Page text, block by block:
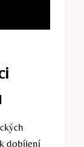
dobíjení